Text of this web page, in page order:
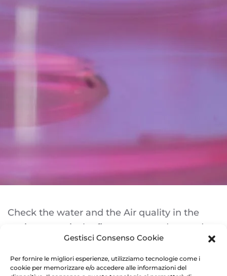
Gestisci Consenso Cookie
Per fornire le migliori esperienze, utilizziamo tecnologie come i
cookie per memorizzare e/o accedere alle informazioni del
Check the water and the Air quality in the
environment is the first step to understand at
what kind of pathogens we are exposed
every day.